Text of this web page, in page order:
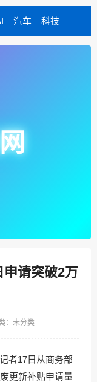
汽车 科技
请突破2万
：未分类
者17日从商务部
更新补贴申请量